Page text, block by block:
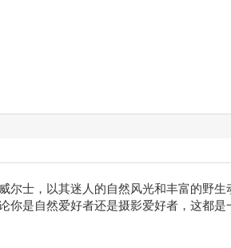
士，以其迷人的自然风光和丰富的野
是自然爱好者还是摄影爱好者，这都是